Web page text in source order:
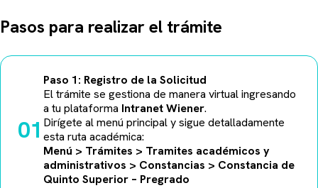
Pasos para realizar el trámite
01
Paso 1: Registro de la Solicitud
El trámite se gestiona de manera virtual ingresando
a tu plataforma Intranet Wiener.
Dirígete al menú principal y sigue detalladamente
esta ruta académica:
Menú > Trámites > Tramites académicos y
administrativos > Constancias > Constancia de
Quinto Superior – Pregrado